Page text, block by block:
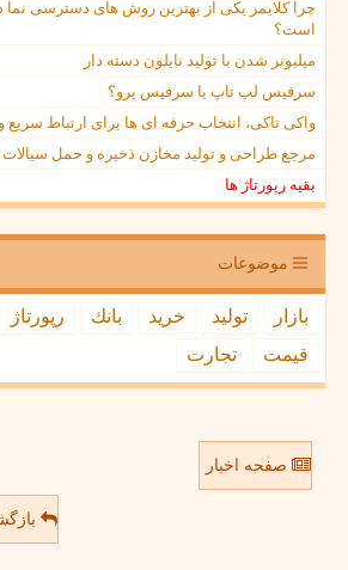
چرا کلایمر یکی از بهترین روش های دسترسی نما
است؟
میلیونر شدن با تولید نایلون دسته دار
سرفیس لپ تاپ یا سرفیس پرو؟
واکی تاکی، انتخاب حرفه ای ها برای ارتباط
مرجع طراحی و تولید مخازن ذخیره و حمل
بقیه رپورتاژ ها
موضوعات
بازار تولید خرید بانك رپورتاژ
قیمت
تجارت
صفحه اخبار